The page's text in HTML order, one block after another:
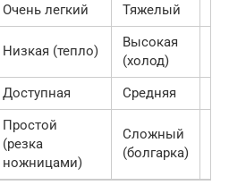
Очень легкий Тяжелый
Низкая (тепло)
Высокая
(холод)
Доступная Средняя
Простой
(резка
ножницами)
Сложный
(болгарка)